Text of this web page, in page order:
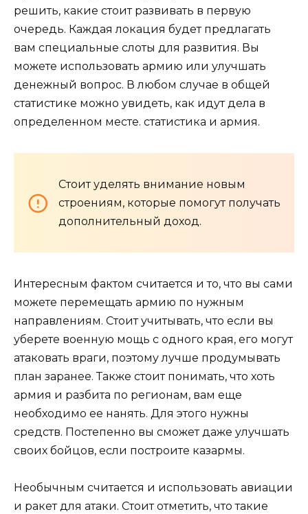
решить, какие стоит развивать в первую
очередь. Каждая локация будет предлагать
вам специальные слоты для развития. Вы
можете использовать армию или улучшать
денежный вопрос. В любом случае в общей
статистике можно увидеть, как идут дела в
определенном месте. статистика и армия.
Стоит уделять внимание новым
строениям, которые помогут получать
дополнительный доход.
Интересным фактом считается и то, что вы сами
можете перемещать армию по нужным
направлениям. Стоит учитывать, что если вы
уберете военную мощь с одного края, его могут
атаковать враги, поэтому лучше продумывать
план заранее. Также стоит понимать, что хоть
армия и разбита по регионам, вам еще
необходимо ее нанять. Для этого нужны
средств. Постепенно вы сможет даже улучшать
своих бойцов, если построите казармы.
Необычным считается и использовать авиации
и ракет для атаки. Стоит отметить, что такие